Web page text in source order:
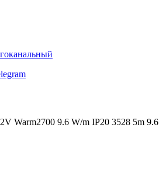
Warm2700 9.6 W/m IP20 3528 5m 9.6